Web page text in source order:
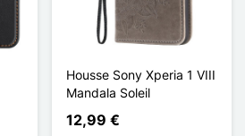
Housse Sony Xperia 1 VIII
Mandala Soleil
12,99 €